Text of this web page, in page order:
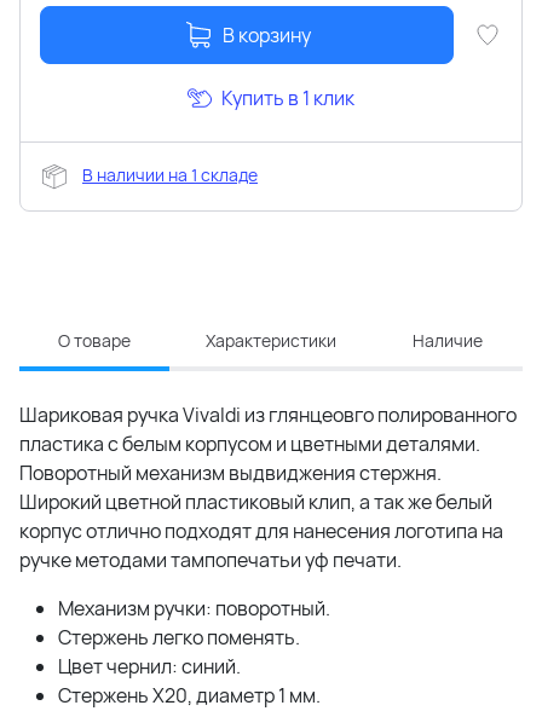
В корзину
Купить в 1 клик
В наличии на 1 складе
О товаре Характеристики Наличие
Шариковая ручка Vivaldi из глянцеовго полированного
пластика с белым корпусом и цветными деталями.
Поворотный механизм выдвиджения стержня.
Широкий цветной пластиковый клип, а так же белый
корпус отлично подходят для нанесения логотипа на
ручке методами тампопечатьи уф печати.
Механизм ручки: поворотный.
Стержень легко поменять.
Цвет чернил: синий.
Стержень Х20, диаметр 1 мм.